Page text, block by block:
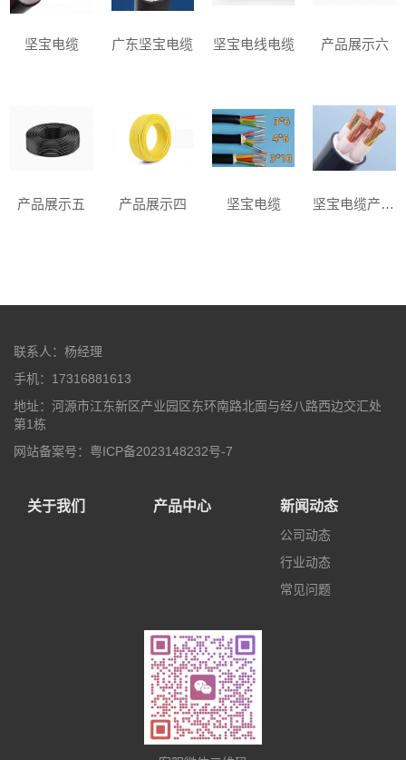
坚宝电缆 广东坚宝电缆 坚宝电线电缆 产品展示六
产品展示五 产品展示四 坚宝电缆 坚宝电缆产品展示
联系人：杨经理
手机：17316881613
地址：河源市江东新区产业园区东环南路北面与经八路西边交汇处
第1栋
网站备案号：粤ICP备2023148232号-7
关于我们 产品中心 新闻动态
公司动态
行业动态
常见问题